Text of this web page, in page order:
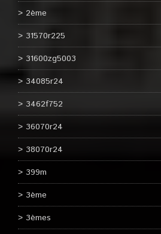
2ème
31570r225
31600zg5003
34085r24
3462f752
36070r24
38070r24
399m
3ème
3èmes